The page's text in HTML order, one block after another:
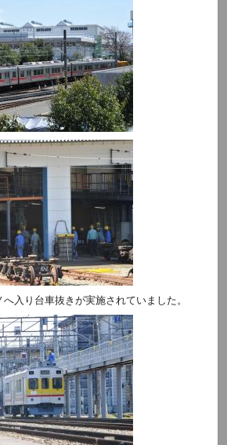
入り台車抜きが実施されていました。